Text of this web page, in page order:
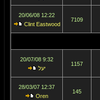
7109
12:22 20/06/08
Clint Eastwood
1157
9:32 20/07/08
יעל
145
12:37 28/03/07
Oren